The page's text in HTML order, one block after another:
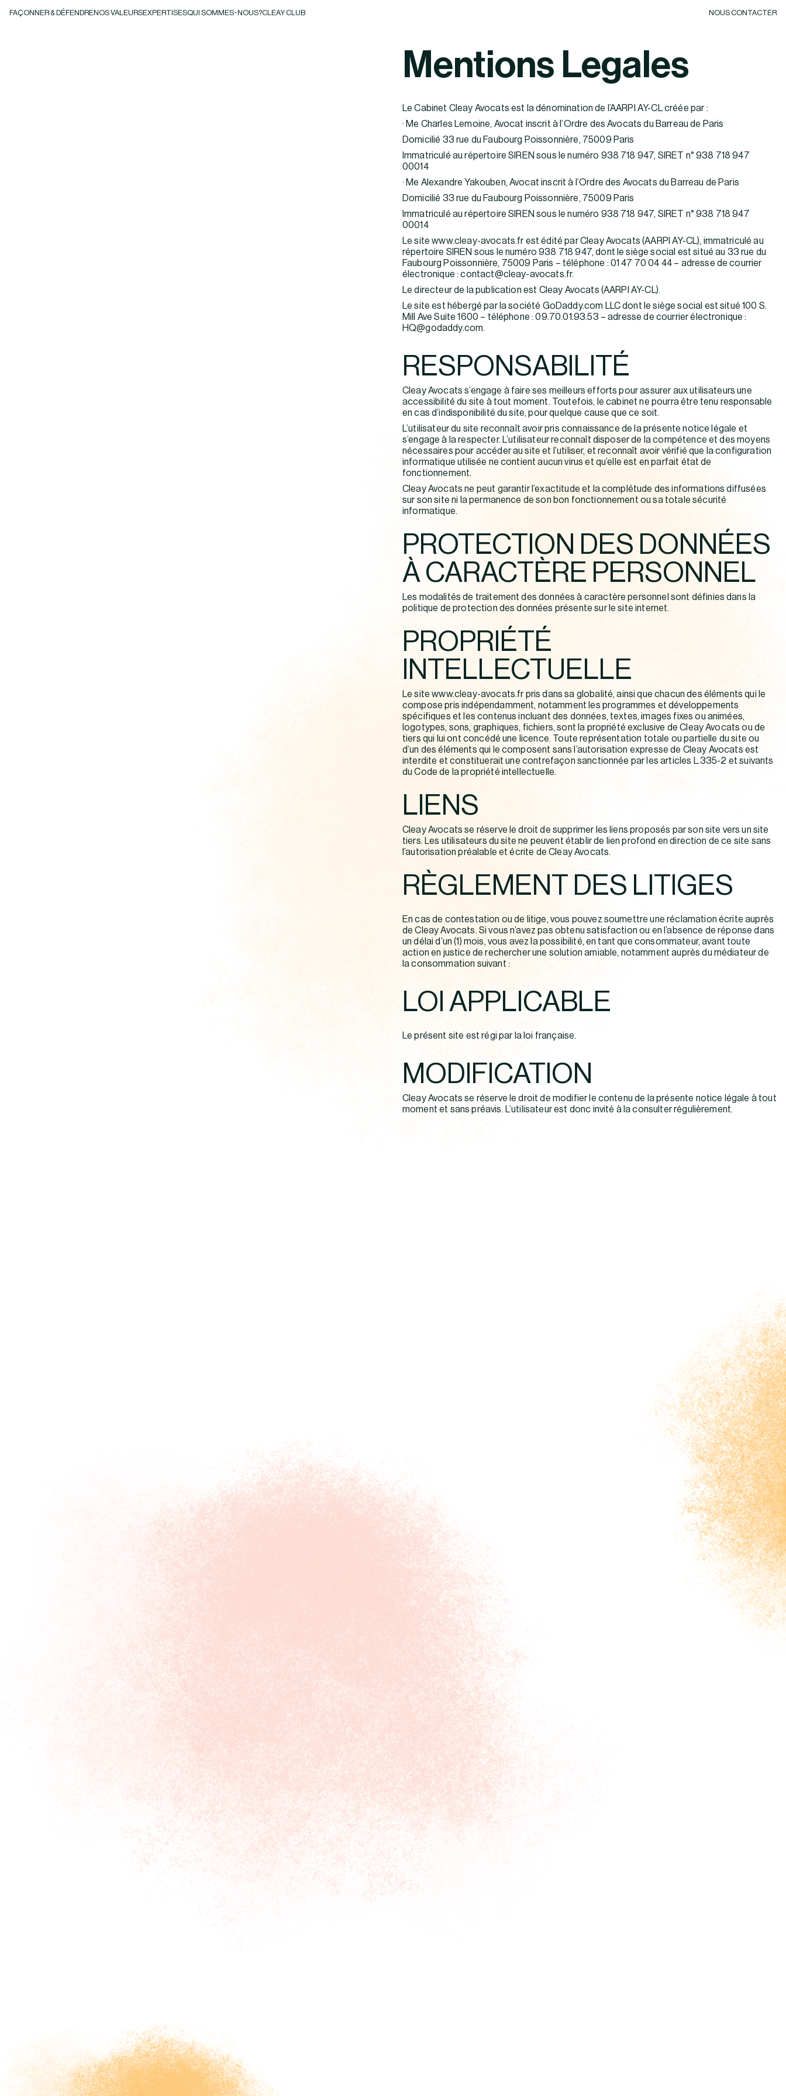
FAÇONNER & DÉFENDRENOS VALEURSEXPERTISESQUI SOMMES-NOUS?CLEAY CLUB NOUS CONTACTER
Mentions Legales
Le Cabinet Cleay Avocats est la dénomination de l’AARPI AY-CL créée par :
· Me Charles Lemoine, Avocat inscrit à l’Ordre des Avocats du Barreau de Paris
Domicilié 33 rue du Faubourg Poissonnière, 75009 Paris
Immatriculé au répertoire SIREN sous le numéro 938 718 947, SIRET n° 938 718 947
00014
· Me Alexandre Yakouben, Avocat inscrit à l’Ordre des Avocats du Barreau de Paris
Domicilié 33 rue du Faubourg Poissonnière, 75009 Paris
Immatriculé au répertoire SIREN sous le numéro 938 718 947, SIRET n° 938 718 947
00014
Le site www.cleay-avocats.fr est édité par Cleay Avocats (AARPI AY-CL), immatriculé au
répertoire SIREN sous le numéro 938 718 947, dont le siège social est situé au 33 rue du
Faubourg Poissonnière, 75009 Paris – téléphone : 01 47 70 04 44 – adresse de courrier
électronique : contact@cleay-avocats.fr.
Le directeur de la publication est Cleay Avocats (AARPI AY-CL).
Le site est hébergé par la société GoDaddy.com LLC dont le siège social est situé 100 S.
Mill Ave Suite 1600 – téléphone : 09.70.01.93.53 – adresse de courrier électronique :
HQ@godaddy.com.
RESPONSABILITÉ
Cleay Avocats s’engage à faire ses meilleurs efforts pour assurer aux utilisateurs une
accessibilité du site à tout moment. Toutefois, le cabinet ne pourra être tenu responsable
en cas d’indisponibilité du site, pour quelque cause que ce soit.
L’utilisateur du site reconnaît avoir pris connaissance de la présente notice légale et
s’engage à la respecter. L’utilisateur reconnaît disposer de la compétence et des moyens
nécessaires pour accéder au site et l’utiliser, et reconnaît avoir vérifié que la configuration
informatique utilisée ne contient aucun virus et qu’elle est en parfait état de
fonctionnement.
Cleay Avocats ne peut garantir l’exactitude et la complétude des informations diffusées
sur son site ni la permanence de son bon fonctionnement ou sa totale sécurité
informatique.
PROTECTION DES DONNÉES
À CARACTÈRE PERSONNEL
Les modalités de traitement des données à caractère personnel sont définies dans la
politique de protection des données présente sur le site internet.
PROPRIÉTÉ
INTELLECTUELLE
Le site www.cleay-avocats.fr pris dans sa globalité, ainsi que chacun des éléments qui le
compose pris indépendamment, notamment les programmes et développements
spécifiques et les contenus incluant des données, textes, images fixes ou animées,
logotypes, sons, graphiques, fichiers, sont la propriété exclusive de Cleay Avocats ou de
tiers qui lui ont concédé une licence. Toute représentation totale ou partielle du site ou
d’un des éléments qui le composent sans l’autorisation expresse de Cleay Avocats est
interdite et constituerait une contrefaçon sanctionnée par les articles L.335-2 et suivants
du Code de la propriété intellectuelle.
LIENS
Cleay Avocats se réserve le droit de supprimer les liens proposés par son site vers un site
tiers. Les utilisateurs du site ne peuvent établir de lien profond en direction de ce site sans
l’autorisation préalable et écrite de Cleay Avocats.
RÈGLEMENT DES LITIGES
En cas de contestation ou de litige, vous pouvez soumettre une réclamation écrite auprès
de Cleay Avocats. Si vous n’avez pas obtenu satisfaction ou en l’absence de réponse dans
un délai d’un (1) mois, vous avez la possibilité, en tant que consommateur, avant toute
action en justice de rechercher une solution amiable, notamment auprès du médiateur de
la consommation suivant :
LOI APPLICABLE
Le présent site est régi par la loi française.
MODIFICATION
Cleay Avocats se réserve le droit de modifier le contenu de la présente notice légale à tout
moment et sans préavis. L’utilisateur est donc invité à la consulter régulièrement.